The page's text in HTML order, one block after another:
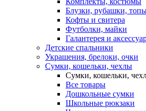
Блузки, рубашки,
Кофты и свитера
Футболки, майки
Галантерея и
Детские спальники
Украшения, брелоки, очки
Сумки, кошельки, чехлы
Сумки, кошельки,
Все товары
Дошкольные сумки
Школьные рюкзаки